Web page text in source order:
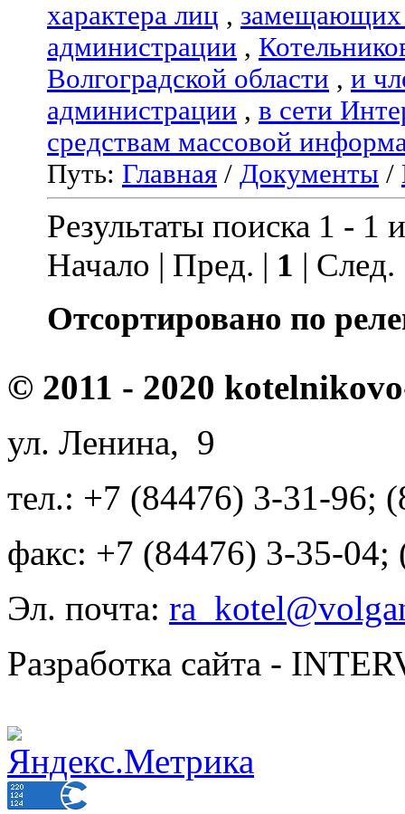
характера лиц , замещающих
администрации ,
Волгоградской области , и
администрации , в сети
средствам массовой
Путь: Главная / Документы /
Результаты поиска 1 - 1
Начало | Пред. | 1 |
Отсортировано по
© 2011 - 2020
ул. Ленина, 9
тел.: +7 (84476) 3-31-96;
факс: +7 (84476) 3-35-04;
Эл. почта:
Разработка сайта -